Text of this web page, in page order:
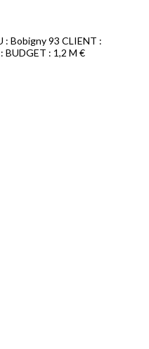
: Bobigny 93 CLIENT :
BUDGET : 1,2 M €